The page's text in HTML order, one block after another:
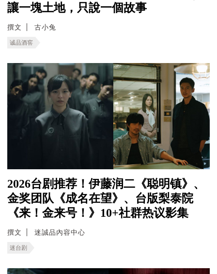
讓一塊土地，只說一個故事
撰文 古小兔
诚品酒窖
2026台剧推荐！伊藤润二《聪明镇》、
金奖团队《成名在望》、台版梨泰院
《来！金来号！》10+社群热议影集
撰文 迷誠品內容中心
迷台剧